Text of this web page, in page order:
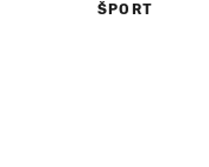
ŠPORT